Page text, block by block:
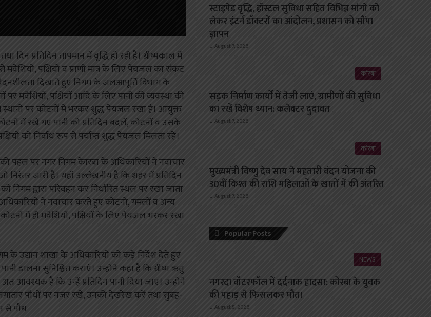
प्रतिदिन तापमान में वृद्धि हो रही है। ग्रीष्मकाल में
मवेशियों, पक्षियों व प्राणी मात्र के लिए पेयजल का संकट
दिखाते हुए निगम के जलआपूर्ति विभाग के
पर मवेशियों, पक्षियों आदि के लिए पानी की व्यवस्था की
स्थानों पर कोटनों में भरकर शुद्ध पेयजल रखा है। आयुक्त
में रखे गए पानी को प्रतिदिन बदलें, कोटनों व उसके
को निर्वाध रूप से पर्याप्त शुद्ध पेयजल मिलता रहे।
पहल पर नगर निगम केारबा के अधिकारियों ने नवाचार
निरंतर जारी है। यहॉं उल्लेखनीय है कि शहर में प्रतिदिन
निगम द्वारा परिवहन कर निर्धारित स्थल पर रखा जाता
ने नवाचार करते हुए कोटनो, गमलों व अन्य
कोटनों में ही मवेशियों, पक्षियों के लिए पेयजल भरकर रखा
के उद्यान शाखा के अधिकारियों को कड़े निर्देश देते हुए
डालना सुनिश्चित कराएं। उन्होने कहा है कि ग्रीष्म ऋतु
आवश्यक है कि उन्हें प्रतिदिन पानी दिया जाए। उन्होने
पौधों पर नजर रखें, उनकी देखरेख करें तथा सुबह-
से पौध
स्टाइपेंड वृद्धि, हॉस्टल सुविधा सहित विभिन्न मांगों को
लेकर इंटर्न डॉक्टरों का आंदोलन, प्रशासन को सौंपा
ज्ञापन
August 7, 2026
कोरबा
सड़क निर्माण कार्यों में तेजी लाएं, ग्रामीणों की सुविधा
का रखें विशेष ध्यान: कलेक्टर दुदावत
August 7, 2026
कोरबा
मुख्यमंत्री विष्णु देव साय ने महतारी वंदन योजना की
30वीं किश्त की राशि महिलाओं के खातों में की अंतरित
August 7, 2026
Popular Posts
NEWS
नगरदा वॉटरफॉल में दर्दनाक हादसा: कोरबा के युवक
की पहाड़ से फिसलकर मौत।
August 5, 2026